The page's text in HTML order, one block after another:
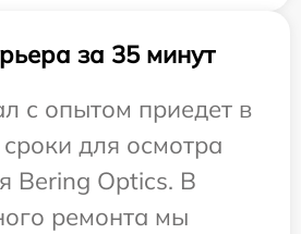
за 35 минут
с опытом приедет в
для осмотра
Bering Optics. В
ремонта мы